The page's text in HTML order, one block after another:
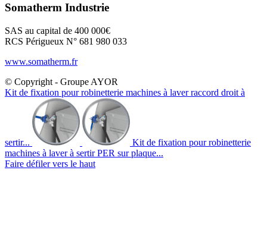
Somatherm Industrie
SAS au capital de 400 000€
RCS Périgueux N° 681 980 033
www.somatherm.fr
© Copyright - Groupe AYOR
Kit de fixation pour robinetterie machines à laver raccord droit à
sertir...
Kit de fixation pour robinetterie
machines à laver à sertir PER sur plaque...
Faire défiler vers le haut